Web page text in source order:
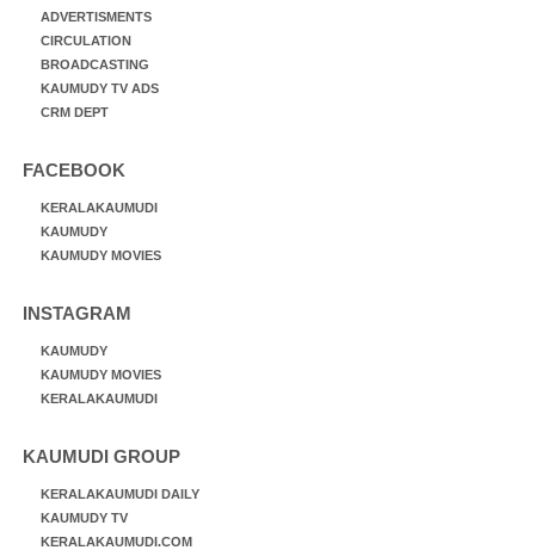
ADVERTISMENTS
CIRCULATION
BROADCASTING
KAUMUDY TV ADS
CRM DEPT
FACEBOOK
KERALAKAUMUDI
KAUMUDY
KAUMUDY MOVIES
INSTAGRAM
KAUMUDY
KAUMUDY MOVIES
KERALAKAUMUDI
KAUMUDI GROUP
KERALAKAUMUDI DAILY
KAUMUDY TV
KERALAKAUMUDI.COM